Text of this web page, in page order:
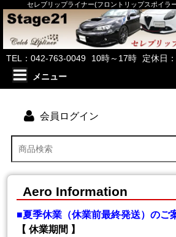
セレブリップライナー(フロントリップスポイラ
TEL：042-763-0049 10時～17時 定休日
メニュー
会員ログイン
Aero Information
■夏季休業（休業前最終発送）のご
【 休業期間 】